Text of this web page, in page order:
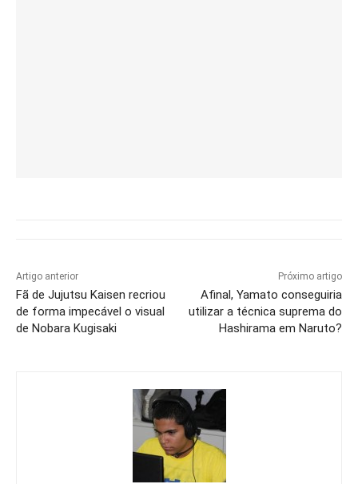
Artigo anterior
Fã de Jujutsu Kaisen recriou
de forma impecável o visual
de Nobara Kugisaki
Próximo artigo
Afinal, Yamato conseguiria
utilizar a técnica suprema do
Hashirama em Naruto?